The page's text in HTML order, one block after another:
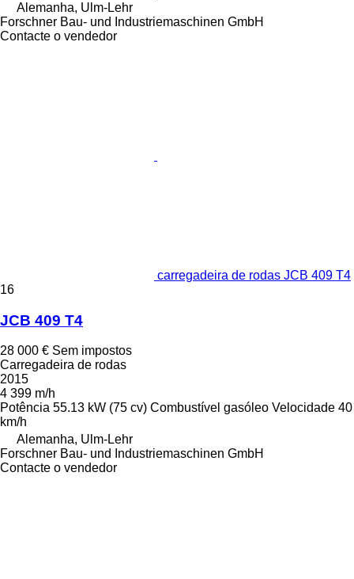
Alemanha, Ulm-Lehr
Forschner Bau- und Industriemaschinen GmbH
Contacte o vendedor
carregadeira de rodas JCB 409 T4
16
JCB 409 T4
28 000 € Sem impostos
Carregadeira de rodas
2015
4 399 m/h
Potência 55.13 kW (75 cv) Combustível gasóleo Velocidade 40
km/h
Alemanha, Ulm-Lehr
Forschner Bau- und Industriemaschinen GmbH
Contacte o vendedor